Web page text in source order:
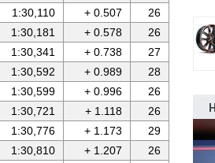
1:30,110 + 0.507
26
1:30,181 + 0.578
26
1:30,341 + 0.738
27
1:30,592 + 0.989
28
1:30,599 + 0.996
26
1:30,721 + 1.118
26
1:30,776 + 1.173
29
1:30,810 + 1.207
26